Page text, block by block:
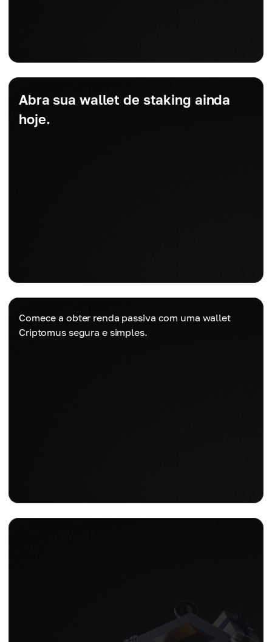
Abra sua wallet de staking ainda
hoje.
Comece a obter renda passiva com uma wallet
Criptomus segura e simples.